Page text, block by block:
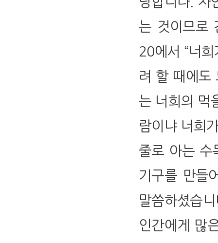
는 것이므로
20에서 “너
려 할 때에도
는 너희의 먹
람이냐 너희
줄로 아는 수
기구를 만들
말씀하셨습
인간에게 많